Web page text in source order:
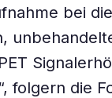
bei
folgern die